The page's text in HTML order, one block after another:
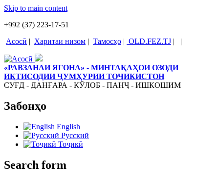
Skip to main content
+992 (37) 223-17-51
Асосӣ | Харитаи низом | Тамосҳо | OLD.FEZ.TJ | |
«РАВЗАНАИ ЯГОНА» - МИНТАҚАҲОИ ОЗОДИ
ИҚТИСОДИИ ҶУМҲУРИИ ТОҶИКИСТОН
СУҒД - ДАНҒАРА - КӮЛОБ - ПАНҶ - ИШКОШИМ
Забонҳо
English
Русский
Тоҷикӣ
Search form